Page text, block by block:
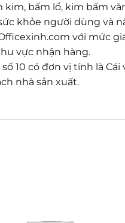
kim, bấm lổ, kim bấm
khỏe người dùng và
với mức
vực nhận hàng.
10 có đơn vị tính là
nhà sản xuất.